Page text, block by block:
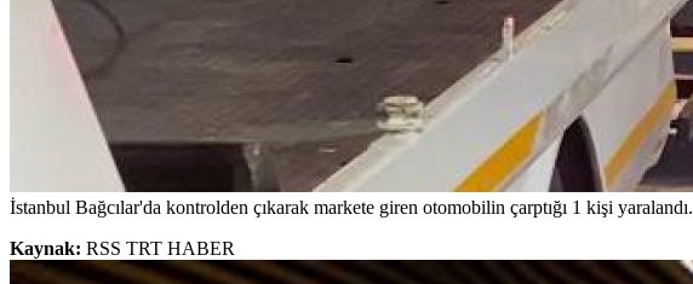
İstanbul Bağcılar'da kontrolden çıkarak markete giren otomobilin çarptığı 1 kişi yaralandı.
Kaynak: RSS TRT HABER